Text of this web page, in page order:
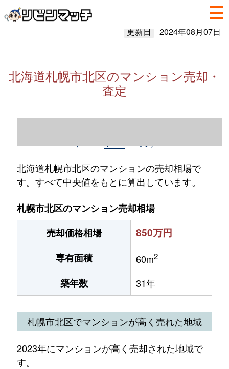
更新日 2024年08月07日
北海道札幌市北区のマンション売却・
査定
北海道札幌市北区のマンションの売却相場で
す。すべて中央値をもとに算出しています。
札幌市北区のマンション売却相場
売却価格相場
850万円
専有面積 60m2
築年数 31年
札幌市北区でマンションが高く売れた地域
2023年にマンションが高く売却された地域で
す。